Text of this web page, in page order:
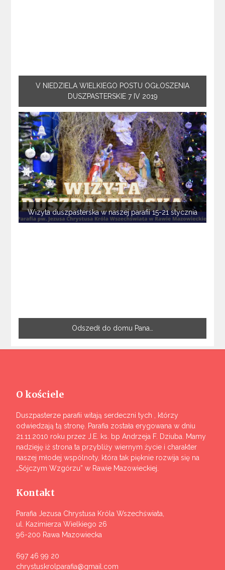
V NIEDZIELA WIELKIEGO POSTU OGŁOSZENIA
DUSZPASTERSKIE 7 IV 2019
Wizyta duszpasterska w naszej parafii 15-21 stycznia
Odszedł do domu Pana…
O kościele
Duszpasterze parafii witają serdeczni tych , którzy
odwiedzają tą stronę. Parafia została erygowana w dniu
21.11.2010 roku przez J.E. ks. bp Andrzeja F. Dziuba. Mamy
nadzieję iż strona ta przybliży wiernym życie i charakter
naszej młodej wspólnoty, która tak pięknie rozwija się na
„Sójczym Wzgórzu” w Rawie Mazowieckiej.
Kontakt
Parafia Jezusa Chrystusa Króla Wszechświata,
ul. Kazimierza Wielkiego 26
96-200 Rawa Mazowiecka
697 46 99 20
chrystuskrolparafia@gmail.com